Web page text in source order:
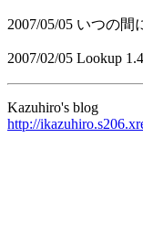
2007/05/05 いつの
2007/02/05 Lookup
Kazuhiro's blog
http://